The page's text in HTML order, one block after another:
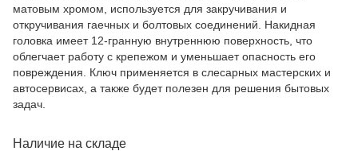
матовым хромом, используется для закручивания и
откручивания гаечных и болтовых соединений. Накидная
головка имеет 12-гранную внутреннюю поверхность, что
облегчает работу с крепежом и уменьшает опасность его
повреждения. Ключ применяется в слесарных мастерских и
автосервисах, а также будет полезен для решения бытовых
задач.
Наличие на складе